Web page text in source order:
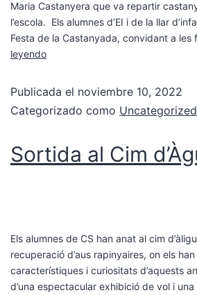
Maria Castanyera que va repartir
l’escola. Els alumnes d’EI i de la llar
Festa de la Castanyada, convidant a les
leyendo
Publicada el noviembre 10, 2022
Categorizado como Uncategorized
Sortida al Cim
Els alumnes de CS han anat al cim
recuperació d’aus rapinyaires, on els
característiques i curiositats d’aquests
d’una espectacular exhibició de vol i